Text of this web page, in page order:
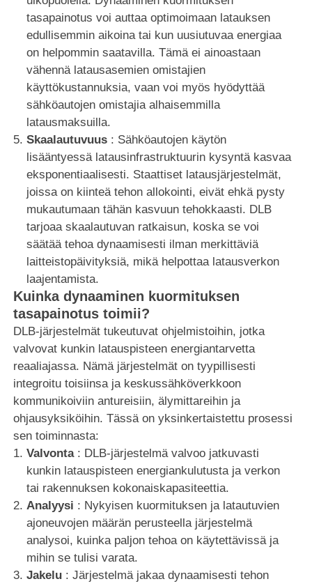
tasapainotus voi auttaa optimoimaan latauksen
edullisemmin aikoina tai kun uusiutuvaa energiaa
on helpommin saatavilla. Tämä ei ainoastaan
vähennä latausasemien omistajien
käyttökustannuksia, vaan voi myös hyödyttää
sähköautojen omistajia alhaisemmilla
latausmaksuilla.
Skaalautuvuus: Sähköautojen käytön
lisääntyessä latausinfrastruktuurin kysyntä kasvaa
eksponentiaalisesti. Staattiset latausjärjestelmät,
joissa on kiinteä tehon allokointi, eivät ehkä pysty
mukautumaan tähän kasvuun tehokkaasti. DLB
tarjoaa skaalautuvan ratkaisun, koska se voi
säätää tehoa dynaamisesti ilman merkittäviä
laitteistopäivityksiä, mikä helpottaa latausverkon
laajentamista.
Kuinka dynaaminen kuormituksen
tasapainotus toimii?
DLB-järjestelmät tukeutuvat ohjelmistoihin, jotka
valvovat kunkin latauspisteen energiantarvetta
reaaliajassa. Nämä järjestelmät on tyypillisesti
integroitu toisiinsa ja keskussähköverkkoon
kommunikoiviin antureisiin, älymittareihin ja
ohjausyksiköihin. Tässä on yksinkertaistettu prosessi
sen toiminnasta:
Valvonta: DLB-järjestelmä valvoo jatkuvasti
kunkin latauspisteen energiankulutusta ja verkon
tai rakennuksen kokonaiskapasiteettia.
Analyysi : Nykyisen kuormituksen ja latautuvien
ajoneuvojen määrän perusteella järjestelmä
analysoi, kuinka paljon tehoa on käytettävissä ja
mihin se tulisi varata.
Jakelu: Järjestelmä jakaa dynaamisesti tehon